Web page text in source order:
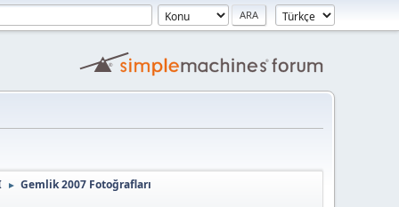
► Gemlik 2007 Fotoğrafları